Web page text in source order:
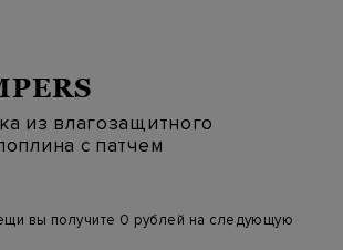
из влагозащитного
с патчем
вы получите 0 рублей на следующую